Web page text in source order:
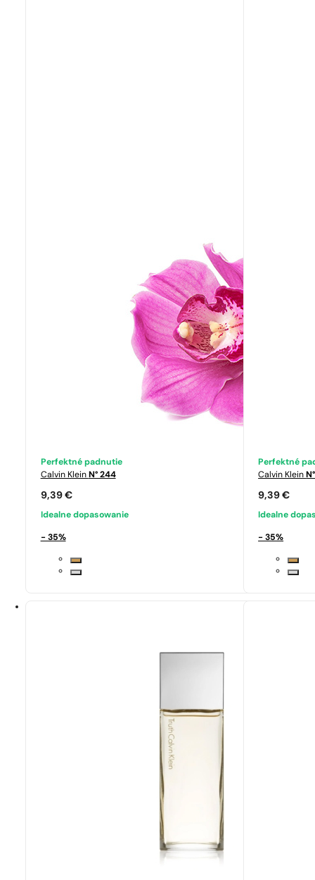
Perfektné padnutie
Calvin Klein N° 244
9,39 €
Idealne dopasowanie
- 35%
Perfektné
Calvin Klein
9,39€
Idealne
- 35%